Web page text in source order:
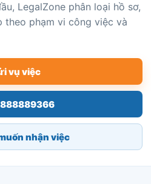
LegalZone phân loại hồ sơ,
phạm vi công việc và
vụ việc
nhận việc